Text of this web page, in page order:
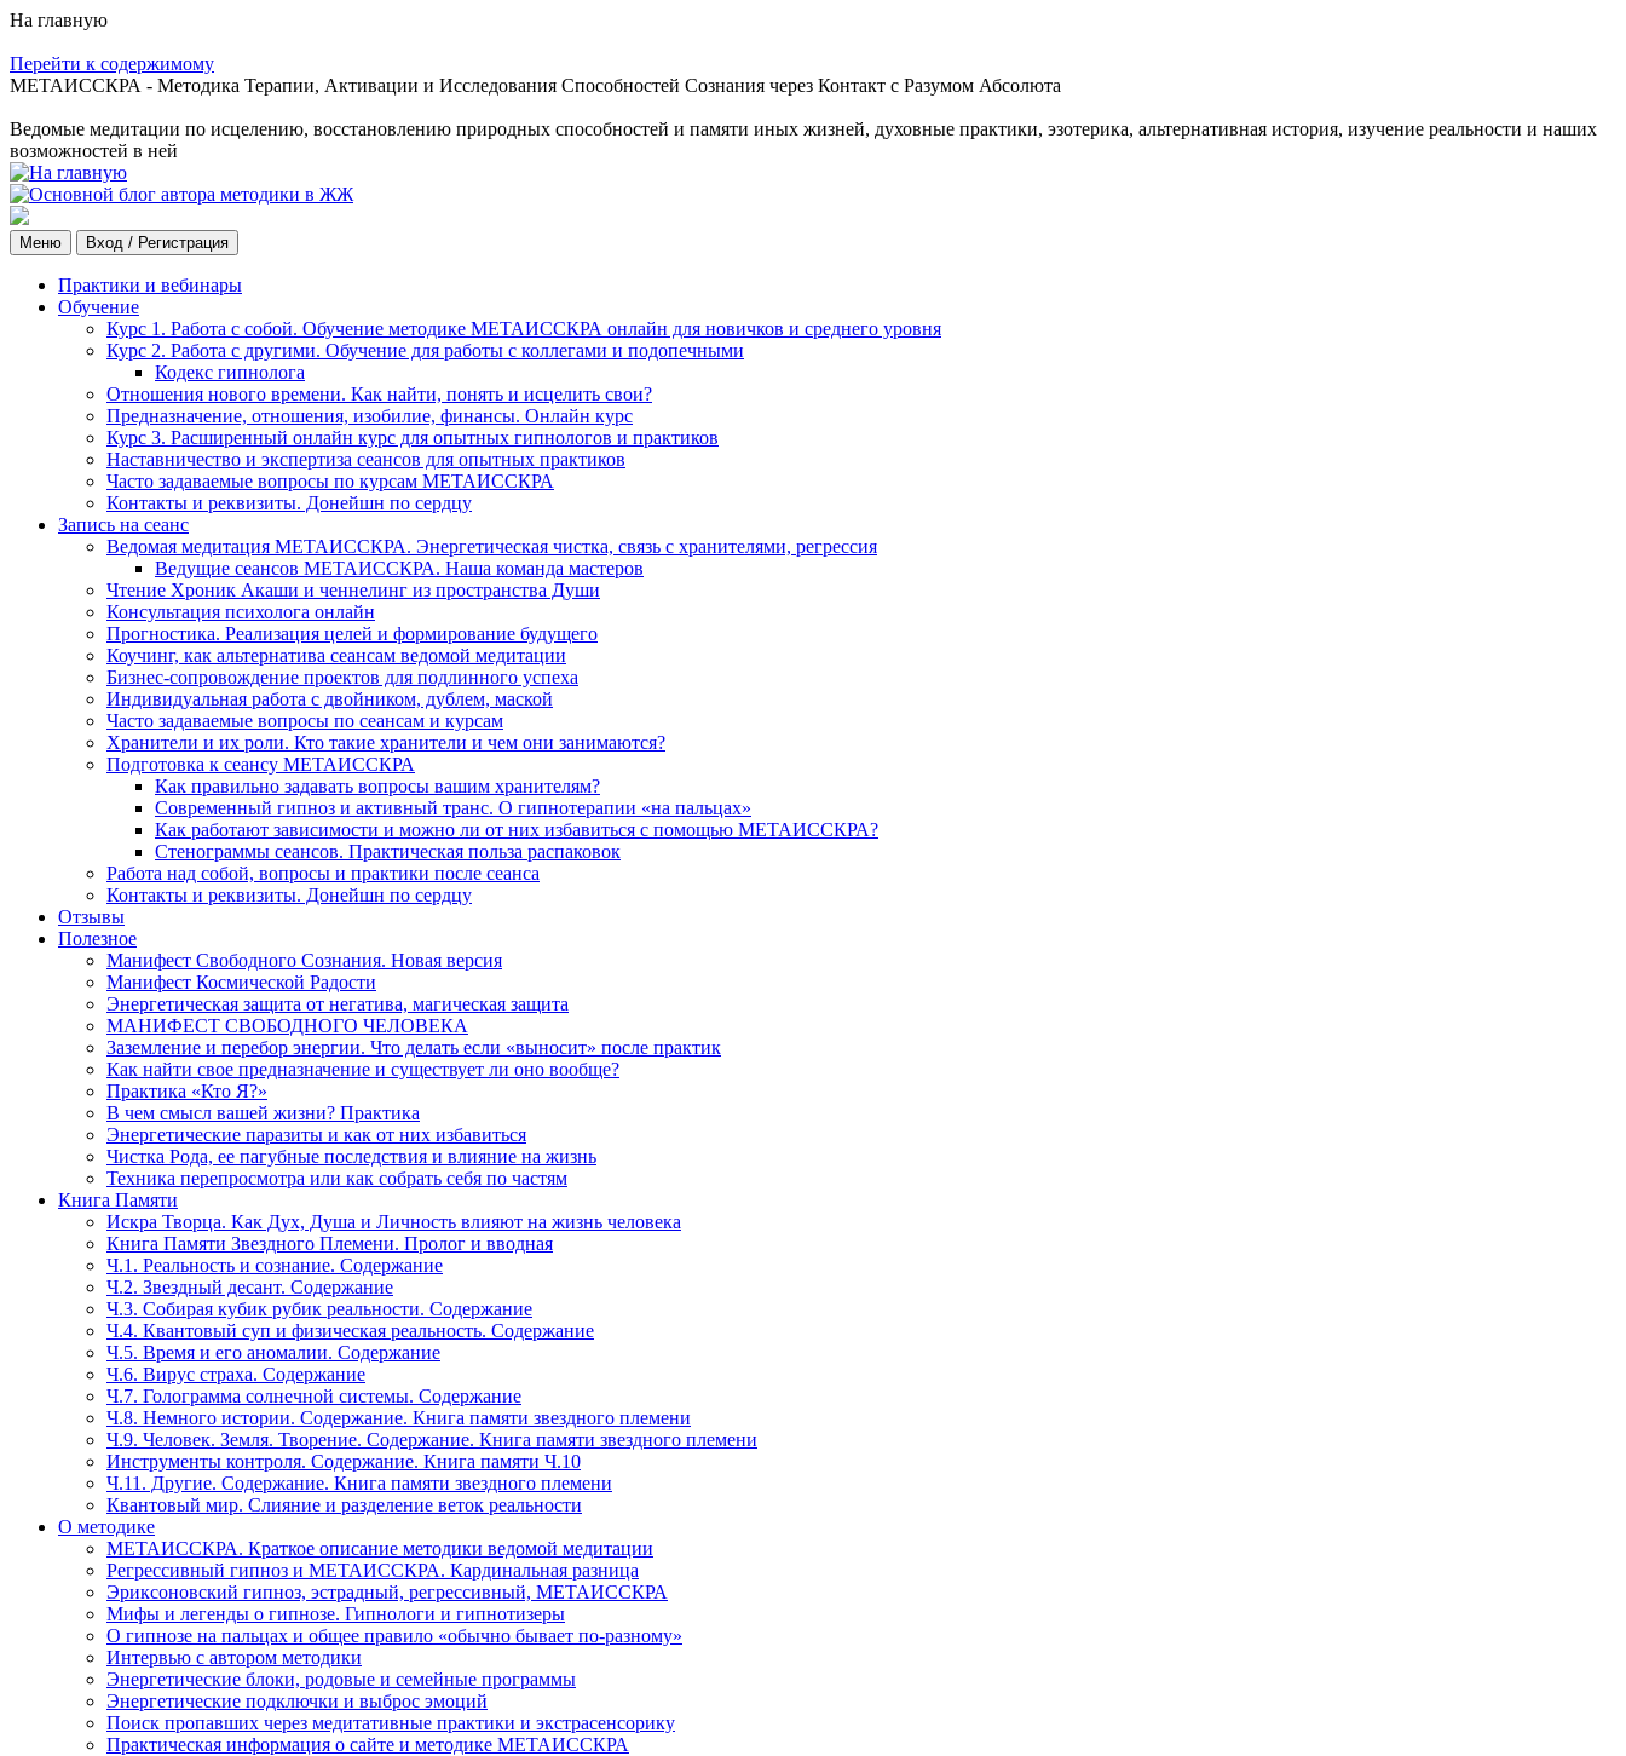
На главную
Перейти к содержимому
МЕТАИССКРА - Методика Терапии, Активации и Исследования Способностей Сознания через Контакт с Разумом Абсолюта
Ведомые медитации по исцелению, восстановлению природных способностей и памяти иных жизней, духовные практики, эзотерика, альтернативная история, изучение реальности и наших
возможностей в ней
Меню Вход / Регистрация
Практики и вебинары
Обучение
Курс 1. Работа с собой. Обучение методике МЕТАИССКРА онлайн для новичков и среднего уровня
Курс 2. Работа с другими. Обучение для работы с коллегами и подопечными
Кодекс гипнолога
Отношения нового времени. Как найти, понять и исцелить свои?
Предназначение, отношения, изобилие, финансы. Онлайн курс
Курс 3. Расширенный онлайн курс для опытных гипнологов и практиков
Наставничество и экспертиза сеансов для опытных практиков
Часто задаваемые вопросы по курсам МЕТАИССКРА
Контакты и реквизиты. Донейшн по сердцу
Запись на сеанс
Ведомая медитация МЕТАИССКРА. Энергетическая чистка, связь с хранителями, регрессия
Ведущие сеансов МЕТАИССКРА. Наша команда мастеров
Чтение Хроник Акаши и ченнелинг из пространства Души
Консультация психолога онлайн
Прогностика. Реализация целей и формирование будущего
Коучинг, как альтернатива сеансам ведомой медитации
Бизнес-сопровождение проектов для подлинного успеха
Индивидуальная работа с двойником, дублем, маской
Часто задаваемые вопросы по сеансам и курсам
Хранители и их роли. Кто такие хранители и чем они занимаются?
Подготовка к сеансу МЕТАИССКРА
Как правильно задавать вопросы вашим хранителям?
Современный гипноз и активный транс. О гипнотерапии «на пальцах»
Как работают зависимости и можно ли от них избавиться с помощью МЕТАИССКРА?
Стенограммы сеансов. Практическая польза распаковок
Работа над собой, вопросы и практики после сеанса
Контакты и реквизиты. Донейшн по сердцу
Отзывы
Полезное
Манифест Свободного Сознания. Новая версия
Манифест Космической Радости
Энергетическая защита от негатива, магическая защита
МАНИФЕСТ СВОБОДНОГО ЧЕЛОВЕКА
Заземление и перебор энергии. Что делать если «выносит» после практик
Как найти свое предназначение и существует ли оно вообще?
Практика «Кто Я?»
В чем смысл вашей жизни? Практика
Энергетические паразиты и как от них избавиться
Чистка Рода, ее пагубные последствия и влияние на жизнь
Техника перепросмотра или как собрать себя по частям
Книга Памяти
Искра Творца. Как Дух, Душа и Личность влияют на жизнь человека
Книга Памяти Звездного Племени. Пролог и вводная
Ч.1. Реальность и сознание. Содержание
Ч.2. Звездный десант. Содержание
Ч.3. Собирая кубик рубик реальности. Содержание
Ч.4. Квантовый суп и физическая реальность. Содержание
Ч.5. Время и его аномалии. Содержание
Ч.6. Вирус страха. Содержание
Ч.7. Голограмма солнечной системы. Содержание
Ч.8. Немного истории. Содержание. Книга памяти звездного племени
Ч.9. Человек. Земля. Творение. Содержание. Книга памяти звездного племени
Инструменты контроля. Содержание. Книга памяти Ч.10
Ч.11. Другие. Содержание. Книга памяти звездного племени
Квантовый мир. Слияние и разделение веток реальности
О методике
МЕТАИССКРА. Краткое описание методики ведомой медитации
Регрессивный гипноз и МЕТАИССКРА. Кардинальная разница
Эриксоновский гипноз, эстрадный, регрессивный, МЕТАИССКРА
Мифы и легенды о гипнозе. Гипнологи и гипнотизеры
О гипнозе на пальцах и общее правило «обычно бывает по-разному»
Интервью с автором методики
Энергетические блоки, родовые и семейные программы
Энергетические подключки и выброс эмоций
Поиск пропавших через медитативные практики и экстрасенсорику
Практическая информация о сайте и методике МЕТАИССКРА